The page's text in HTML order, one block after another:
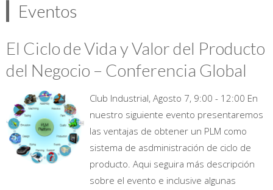
Eventos
El Ciclo de Vida y Valor del Producto
del Negocio – Conferencia Global
Club Industrial, Agosto 7, 9:00 - 12:00 En
nuestro siguiente evento presentaremos
las ventajas de obtener un PLM como
sistema de asdministración de ciclo de
producto. Aqui seguira más descripción
sobre el evento e inclusive algunas